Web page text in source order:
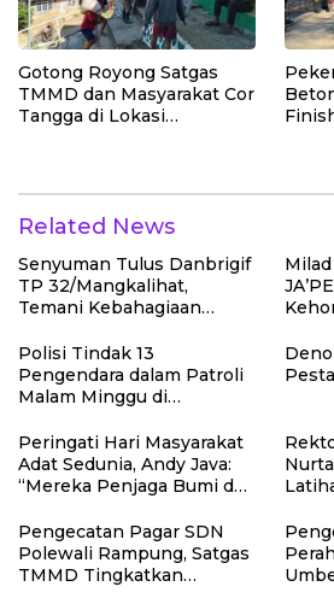
Gotong Royong Satgas
TMMD dan Masyarakat Cor
Tangga di Lokasi
Related News
Senyuman Tulus Danbrigif
TP 32/Mangkalihat,
Temani Kebahagiaan
Massal
Polisi Tindak 13
Pengendara dalam Patroli
Malam Minggu di
Knalpot Brong
Peringati Hari Masyarakat
Adat Sedunia, Andy Java:
“Mereka Penjaga Bumi dan
Pengecatan Pagar SDN
Polewali Rampung, Satgas
TMMD Tingkatkan